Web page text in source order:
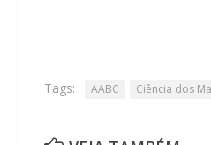
Tags: AABC Ciência dos